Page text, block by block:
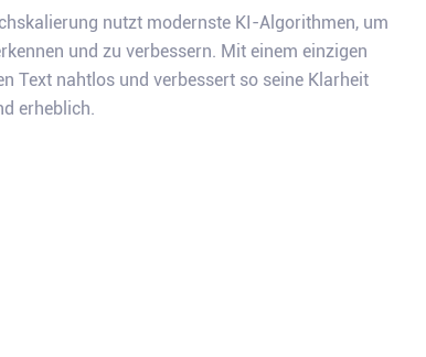
nutzt modernste KI-Algorithmen, um
und zu verbessern. Mit einem einzigen
Text nahtlos und verbessert so seine Klarheit
erheblich.